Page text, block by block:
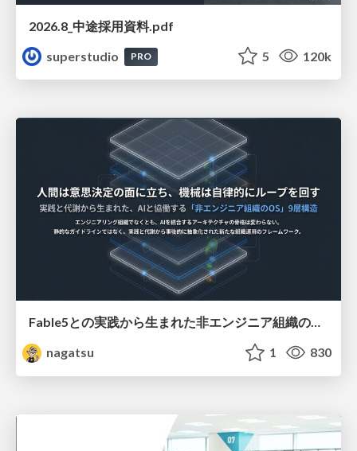
2026.8_中途採用資料.pdf
superstudio
PRO 5 120k
Fable5との実践から生まれた非エンジニア組織のループエンジニアリング
nagatsu
1 830